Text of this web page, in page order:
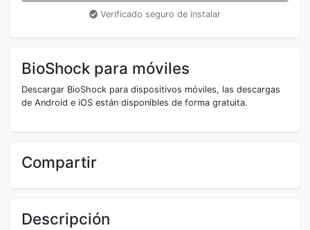
Verificado seguro de instalar
BioShock para móviles
Descargar BioShock para dispositivos móviles, las descargas
de Android e iOS están disponibles de forma gratuita.
Compartir
Descripción